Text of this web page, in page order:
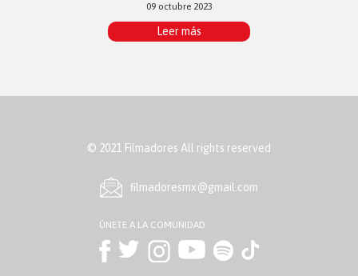
09 octubre 2023
Leer más
© 2021 Filmadores All rights reserved
ﬁlmadoresmx@gmail.com
ÚNETE A LA COMUNIDAD